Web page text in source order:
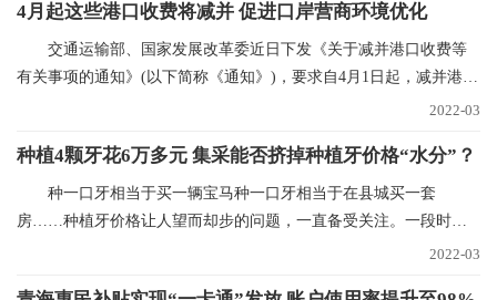
4月起这些港口收费将减并 促进口岸营商环境优化
交通运输部、国家发展改革委近日下发《关于减并港口收费等
有关事项的通知》(以下简称《通知》)，要求自4月1日起，减并港口
2022-03
种植4颗牙花6万多元 集采能否挤掉种植牙价格“水分”？
种一口牙相当于买一辆宝马种一口牙相当于在县城买一套
房……种植牙价格让人望而却步的问题，一直备受关注。一段时间
2022-03